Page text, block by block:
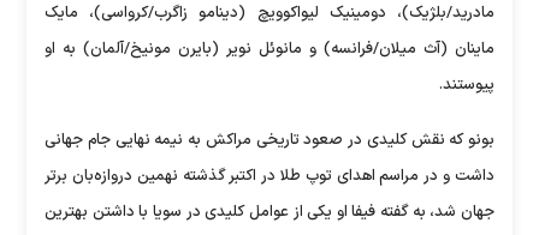
مادرید/بلژیک)، دومینیک لیواکوویچ (دینامو زاگرب/کرواسی)، مایک
ماینان (آث میلان/فرانسه) و مانوئل نویر (بایرن مونیخ/آلمان) به او
پیوستند.
بونو که نقش کلیدی در صعود تاریخی مراکش به نیمه نهایی جام جهانی
داشت و در مراسم اهدای توپ طلا در اکتبر گذشته نهمین دروازه‌بان برتر
جهان شد، به گفته فیفا او یکی از عوامل کلیدی در سویا با داشتن بهترین